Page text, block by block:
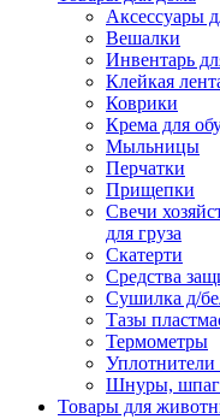
Аксессуары
Вешалки
Инвентарь
Клейкая
Коврики
Крема для
Мыльницы
Перчатки
Прищепки
Свечи
для груза
Скатерти
Средства
Сушилка д/
Тазы
Термометры
Шнуры,
Товары для